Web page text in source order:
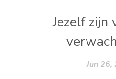
Jezelf zijn
Jun 26,